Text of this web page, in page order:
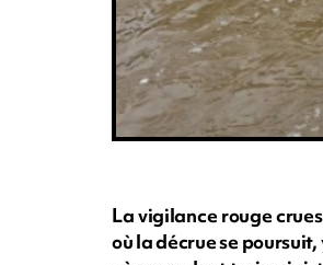
La vigilance rouge
où la décrue se